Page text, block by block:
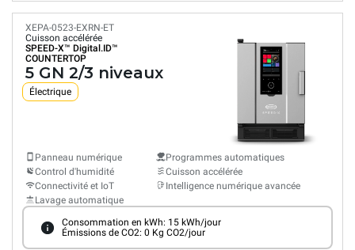
XEPA-0523-EXRN-ET
Cuisson accélérée
SPEED-X™ Digital.ID™
COUNTERTOP
5 GN 2/3 niveaux
Électrique
Panneau numérique
Control d'humidité
Connectivité et IoT
Lavage automatique
Programmes automatiques
Cuisson accélérée
Intelligence numérique avancée
Consommation en kWh: 15 kWh/jour
Émissions de CO2: 0 Kg CO2/jour